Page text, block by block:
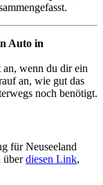
Auto in
wenn du dir ein
an, wie gut das
noch benötigt.
für Neuseeland
überdiesen Link,